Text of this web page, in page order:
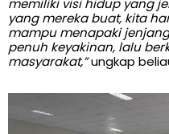
memiliki visi hidup yang
yang mereka buat, kita
mampu menapaki
penuh keyakinan, lalu
masyarakat,”ungkap